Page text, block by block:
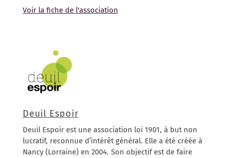
Voir la fiche de l'association
Deuil Espoir
Deuil Espoir est une association loi 1901, à but non
lucratif, reconnue d’intérêt général. Elle a été créée à
Nancy (Lorraine) en 2004. Son objectif est de faire